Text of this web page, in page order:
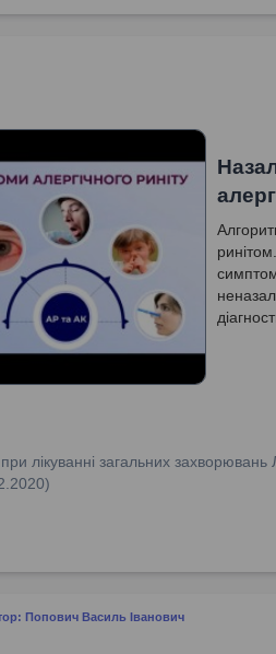
при лікуванні загальних
Попович Василь Іванович